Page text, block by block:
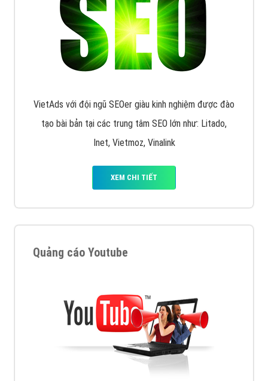
VietAds với đội ngũ SEOer giàu kinh nghiệm được đào
tạo bài bản tại các trung tâm SEO lớn như: Litado,
Inet, Vietmoz, Vinalink
XEM CHI TIẾT
Quảng cáo Youtube